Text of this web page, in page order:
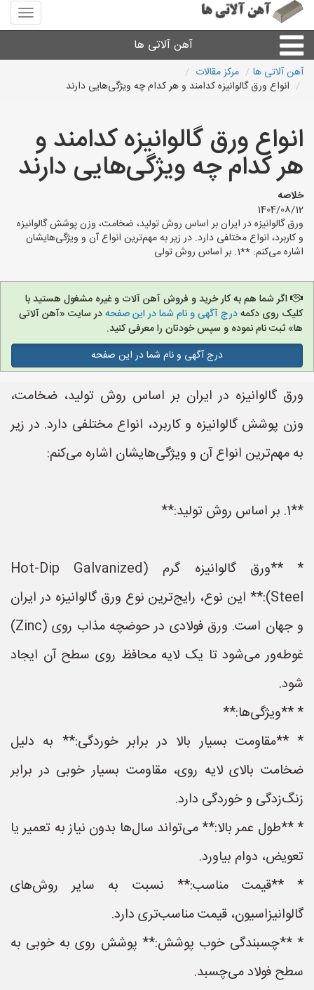
منوی
سایت
آلاتی
آهن آلاتی ها
میلگرد نبشی،مفتول
ورق
لوله و اتصالات
سایر آهن آلات
آهن آلاتی های شهرها
آهن آلاتی ها
مرکز مقالات
انواع ورق گالوانیزه کدامند و هر کدام چه ویژگی‌هایی دارند
انواع ورق گالوانیزه کدامند و
هر کدام چه ویژگی‌هایی دارند
خلاصه
1404/08/12
ورق گالوانیزه در ایران بر اساس روش تولید، ضخامت، وزن پوشش گالوانیزه
و کاربرد، انواع مختلفی دارد. در زیر به مهم‌ترین انواع آن و ویژگی‌هایشان
اشاره می‌کنم: **1. بر اساس روش تولی
اگر شما هم به کار خرید و فروش آهن آلات و غیره مشغول هستید با
کلیک روی دکمهدرج آگهی و نام شما در این صفحهدر سایت «آهن آلاتی
ها» ثبت نام نموده و سپس خودتان را معرفی کنید.
درج آگهی و نام شما در این صفحه
ورق گالوانیزه در ایران بر اساس روش تولید، ضخامت،
وزن پوشش گالوانیزه و کاربرد، انواع مختلفی دارد. در زیر
به مهم‌ترین انواع آن و ویژگی‌هایشان اشاره می‌کنم:
**1. بر اساس روش تولید:**
* **ورق گالوانیزه گرم (Hot-Dip Galvanized
Steel):** این نوع، رایج‌ترین نوع ورق گالوانیزه در ایران
و جهان است. ورق فولادی در حوضچه مذاب روی (Zinc)
غوطه‌ور می‌شود تا یک لایه محافظ روی سطح آن ایجاد
شود.
* **ویژگی‌ها:**
* **مقاومت بسیار بالا در برابر خوردگی:** به دلیل
ضخامت بالای لایه روی، مقاومت بسیار خوبی در برابر
زنگ‌زدگی و خوردگی دارد.
* **طول عمر بالا:** می‌تواند سال‌ها بدون نیاز به تعمیر یا
تعویض، دوام بیاورد.
* **قیمت مناسب:** نسبت به سایر روش‌های
گالوانیزاسیون، قیمت مناسب‌تری دارد.
* **چسبندگی خوب پوشش:** پوشش روی به خوبی به
سطح فولاد می‌چسبد.